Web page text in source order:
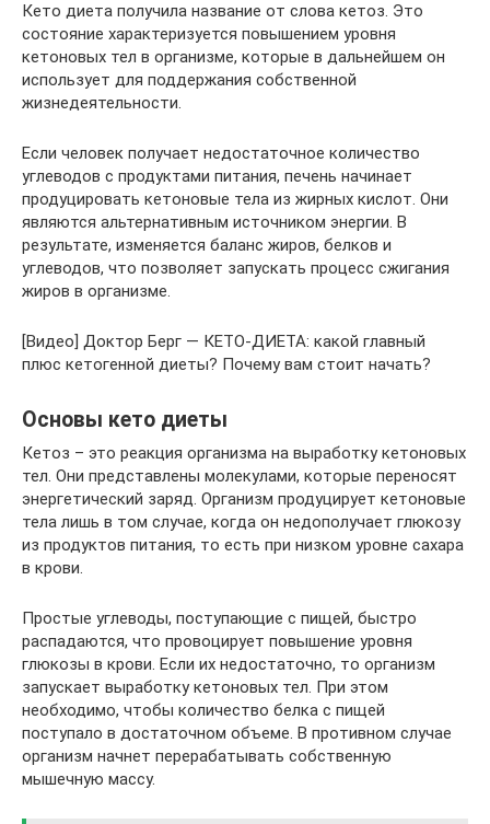
Кето диета получила название от слова кетоз. Это
состояние характеризуется повышением уровня
кетоновых тел в организме, которые в дальнейшем он
использует для поддержания собственной
жизнедеятельности.
Если человек получает недостаточное количество
углеводов с продуктами питания, печень начинает
продуцировать кетоновые тела из жирных кислот. Они
являются альтернативным источником энергии. В
результате, изменяется баланс жиров, белков и
углеводов, что позволяет запускать процесс сжигания
жиров в организме.
[Видео] Доктор Берг — КЕТО-ДИЕТА: какой главный
плюс кетогенной диеты? Почему вам стоит начать?
Основы кето диеты
Кетоз – это реакция организма на выработку кетоновых
тел. Они представлены молекулами, которые переносят
энергетический заряд. Организм продуцирует кетоновые
тела лишь в том случае, когда он недополучает глюкозу
из продуктов питания, то есть при низком уровне сахара
в крови.
Простые углеводы, поступающие с пищей, быстро
распадаются, что провоцирует повышение уровня
глюкозы в крови. Если их недостаточно, то организм
запускает выработку кетоновых тел. При этом
необходимо, чтобы количество белка с пищей
поступало в достаточном объеме. В противном случае
организм начнет перерабатывать собственную
мышечную массу.